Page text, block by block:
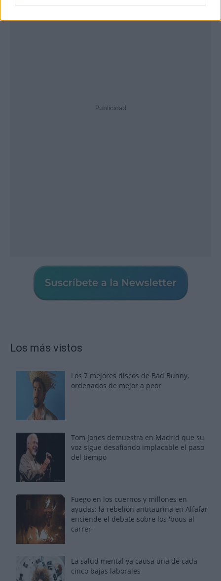
Publicidad
Los más vistos
Los 7 mejores discos de Bad Bunny,
ordenados de mejor a peor
Tom Jones demuestra en Madrid que su
voz sigue desafiando implacable el paso
del tiempo
Fuego en los cuernos y millones en
ayudas: la rebelión antitaurina en Alfafar
enciende el debate sobre los 'bous al
carrer'
La salud mental ya causa una de cada
cinco bajas laborales